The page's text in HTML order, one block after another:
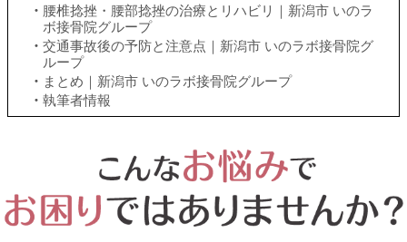
腰椎捻挫・腰部捻挫の治療とリハビリ｜新潟市 いのラ
ボ接骨院グループ
交通事故後の予防と注意点｜新潟市 いのラボ接骨院グ
ループ
まとめ｜新潟市 いのラボ接骨院グループ
執筆者情報